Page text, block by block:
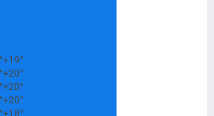
+19°
+20°
+20°
+20°
+18°